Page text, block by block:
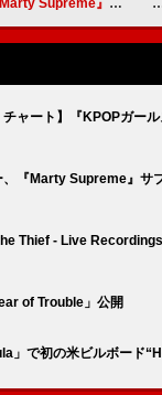
画出演を語る「心の底から感謝」
チャート】『KPOPガー
『Marty Supreme』サ
Thief - Live
of Trouble」公開
」で初の米ビルボード